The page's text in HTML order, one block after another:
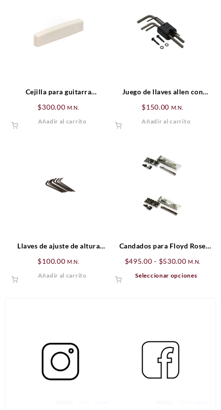
Cejilla para guitarra
BLANK X-L JUMBO
$300.00 M.N.
Añadir al carrito
Juego de llaves allen con
$150.00 M.N.
Añadir al carrito
Llaves de ajuste de altura
$100.00 M.N.
Añadir al carrito
Candados para Floyd Rose
$495.00 - $530.00Rango
M.N.
Seleccionar opciones